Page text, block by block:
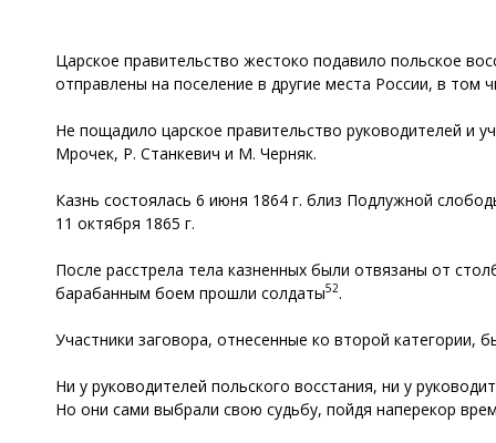
Царское правительство жестоко подавило польское
отправлены на поселение в другие места России, в том
Не пощадило царское правительство руководителей и
Мрочек, Р. Станкевич и М. Черняк.
Казнь состоялась 6 июня 1864 г. близ Подлужной
11 октября 1865 г.
После расстрела тела казненных были отвязаны от
барабанным боем прошли солдаты52.
Участники заговора, отнесенные ко второй
Ни у руководителей польского восстания, ни у
Но они сами выбрали свою судьбу, пойдя наперекор